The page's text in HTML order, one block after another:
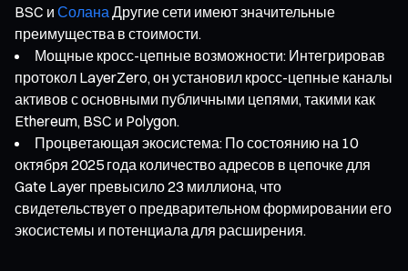
BSC и Солана Другие сети имеют значительные
преимущества в стоимости.
Мощные кросс-цепные возможности: Интегрировав
протокол LayerZero, он установил кросс-цепные каналы
активов с основными публичными цепями, такими как
Ethereum, BSC и Polygon.
Процветающая экосистема: По состоянию на 10
октября 2025 года количество адресов в цепочке для
Gate Layer превысило 23 миллиона, что
свидетельствует о предварительном формировании его
экосистемы и потенциала для расширения.